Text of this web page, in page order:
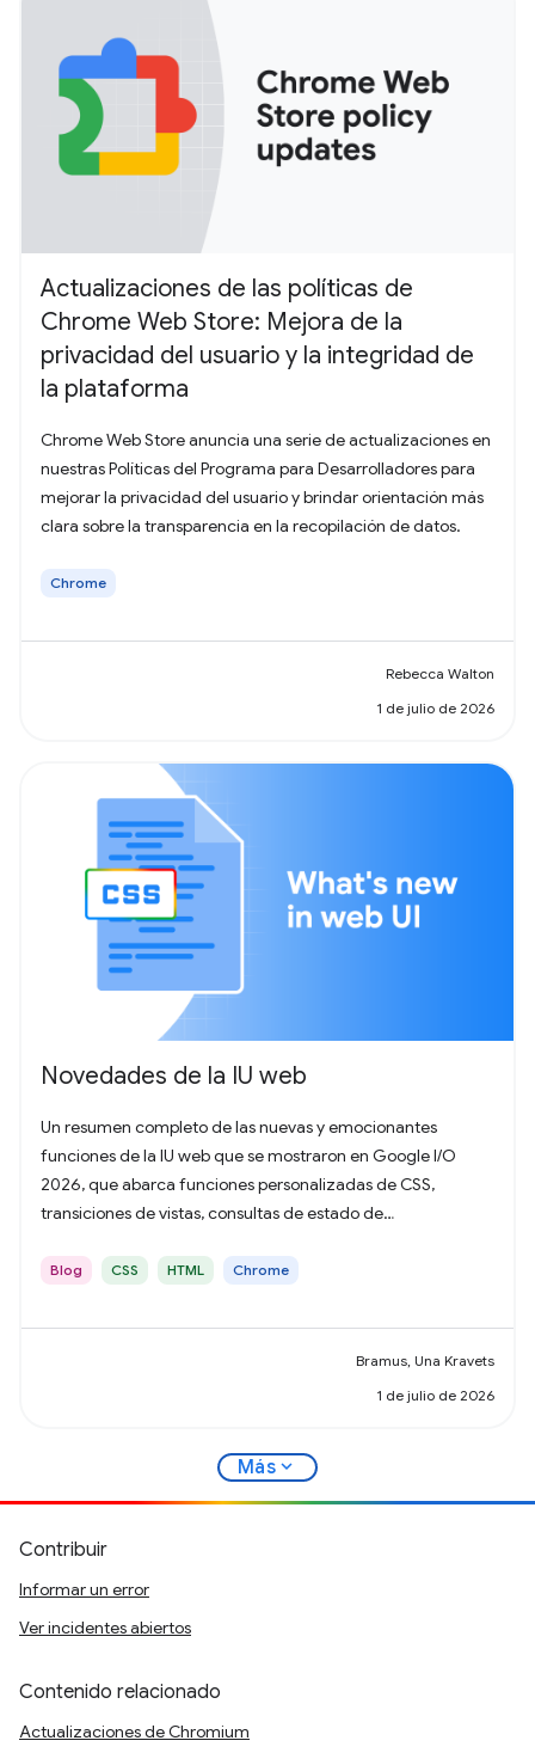
Actualizaciones de las políticas de
Chrome Web Store: Mejora de la
privacidad del usuario y la integridad de
la plataforma
Chrome Web Store anuncia una serie de actualizaciones en
nuestras Políticas del Programa para Desarrolladores para
mejorar la privacidad del usuario y brindar orientación más
clara sobre la transparencia en la recopilación de datos.
Chrome
Rebecca Walton
1 de julio de 2026
Novedades de la IU web
Un resumen completo de las nuevas y emocionantes
funciones de la IU web que se mostraron en Google I/O
2026, que abarca funciones personalizadas de CSS,
transiciones de vistas, consultas de estado de
Blog CSS HTML Chrome
Bramus, Una Kravets
1 de julio de 2026
Más expand_more
Contribuir
Informar un error
Ver incidentes abiertos
Contenido relacionado
Actualizaciones de Chromium